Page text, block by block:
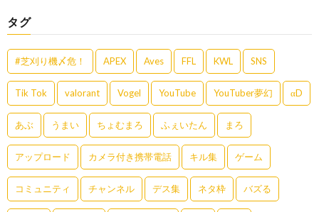
タグ
#芝刈り機〆危！ APEX Aves FFL KWL SNS
Tik Tok valorant Vogel YouTube YouTuber夢幻 αD
あぶ うまい ちょむまろ ふぇいたん まろ
アップロード カメラ付き携帯電話 キル集 ゲーム
コミュニティ チャンネル デス集 ネタ枠 バズる